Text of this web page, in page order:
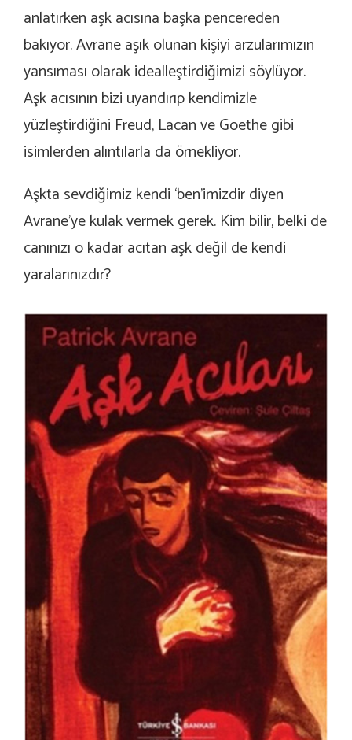
anlatırken aşk acısına başka pencereden
bakıyor. Avrane aşık olunan kişiyi arzularımızın
yansıması olarak idealleştirdiğimizi söylüyor.
Aşk acısının bizi uyandırıp kendimizle
yüzleştirdiğini Freud, Lacan ve Goethe gibi
isimlerden alıntılarla da örnekliyor.
Aşkta sevdiğimiz kendi ‘ben’imizdir diyen
Avrane’ye kulak vermek gerek. Kim bilir, belki de
canınızı o kadar acıtan aşk değil de kendi
yaralarınızdır?